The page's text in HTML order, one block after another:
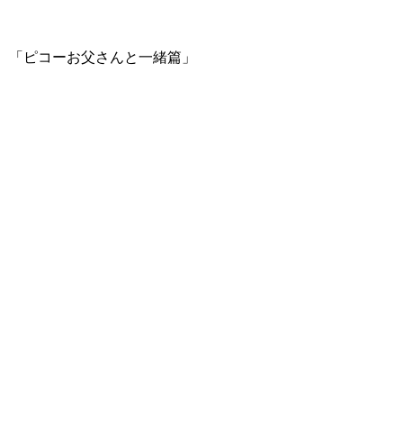
「ピコーお父さんと一緒篇」